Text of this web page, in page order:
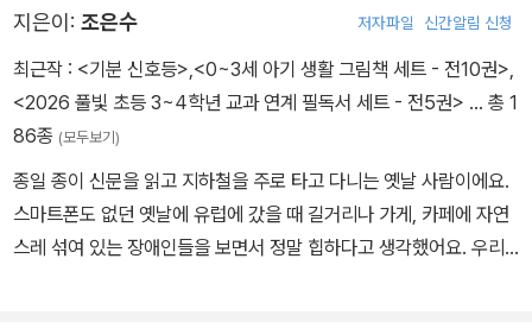
놀이 하듯 흥겹게 이야기 속으로 빠져들게 된다. 뚱보 임금님 세종이
신하들의 반대에도 굽히지 않고 연구하던 모습, 발음 기관의 모양에
서 닿소리 기본 글자를 착안해 내던 과정, ‘아니 되옵니다!’로 일관했
던 신하들을 향해 가슴을 치던 장면, 마침내 온 세상에 한글이 반포되
던 그날의 감격까지, 한 자 한 자 소리 내어 흥얼거리며 한글이 가진
친근함과 매력을 동시에 느낄 수 있다.
지은이: 조은수 저자파일 신간알림 신청
최근작 : <기분 신호등>,<0~3세 아기 생활 그림책 세트 - 전10권>,
<2026 풀빛 초등 3~4학년 교과 연계 필독서 세트 - 전5권> … 총 1
86종 (모두보기)
종일 종이 신문을 읽고 지하철을 주로 타고 다니는 옛날 사람이에요.
스마트폰도 없던 옛날에 유럽에 갔을 때 길거리나 가게, 카페에 자연
스레 섞여 있는 장애인들을 보면서 정말 힙하다고 생각했어요. 우리